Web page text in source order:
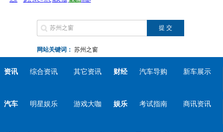
网站关键词： 苏州之窗
资讯 综合资讯 其它资讯 财经 汽车导购 新车展示
汽车 明星娱乐 游戏大咖 娱乐 考试指南 商讯资讯